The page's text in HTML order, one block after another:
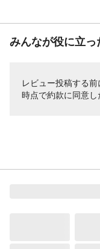
みんなが役に立っ
レビュー投稿する前
時点で約款に同意し